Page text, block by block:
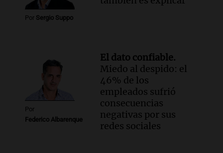
Por Sergio Suppo
Por
Federico Albarenque
El dato confiable.
Miedo al despido: el
46% de los
empleados sufrió
consecuencias
negativas por sus
redes sociales